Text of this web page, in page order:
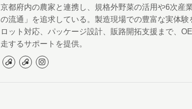
京都府内の農家と連携し、規格外野菜の活用や6次産
の流通」を追求している。製造現場での豊富な実体
ロット対応、パッケージ設計、販路開拓支援まで、
走するサポートを提供。